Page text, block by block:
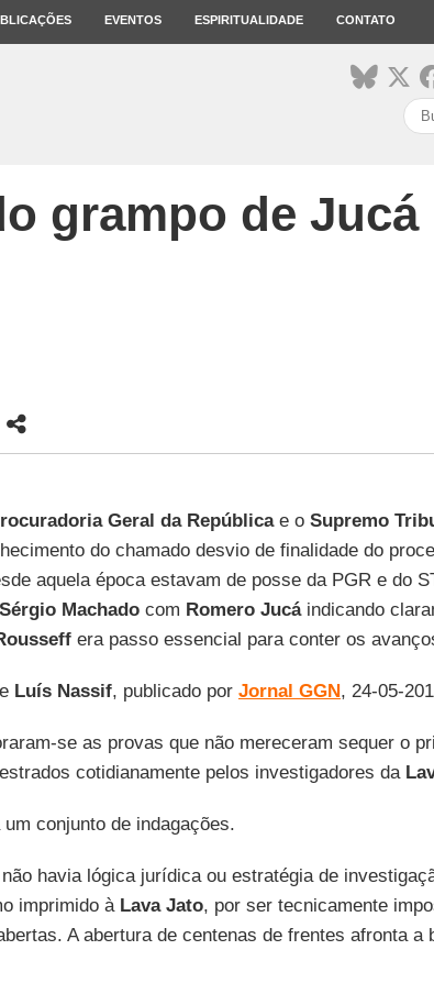
EVENTOS ESPIRITUALIDADE CONTATO
grampo de Jucá
Geral da Repúblicae o Supremo
do chamado desvio de finalidade do
aquela época estavam de posse da PGR e do
Sérgio Machadocom Romero Jucáindicando
era passo essencial para conter os
Luís Nassif, publicado por Jornal GGN, 24-05-
se as provas que não mereceram sequer o
cotidianamente pelos investigadores da
conjunto de indagações.
havia lógica jurídica ou estratégia de
imprimido à Lava Jato, por ser tecnicamente
A abertura de centenas de frentes afronta a